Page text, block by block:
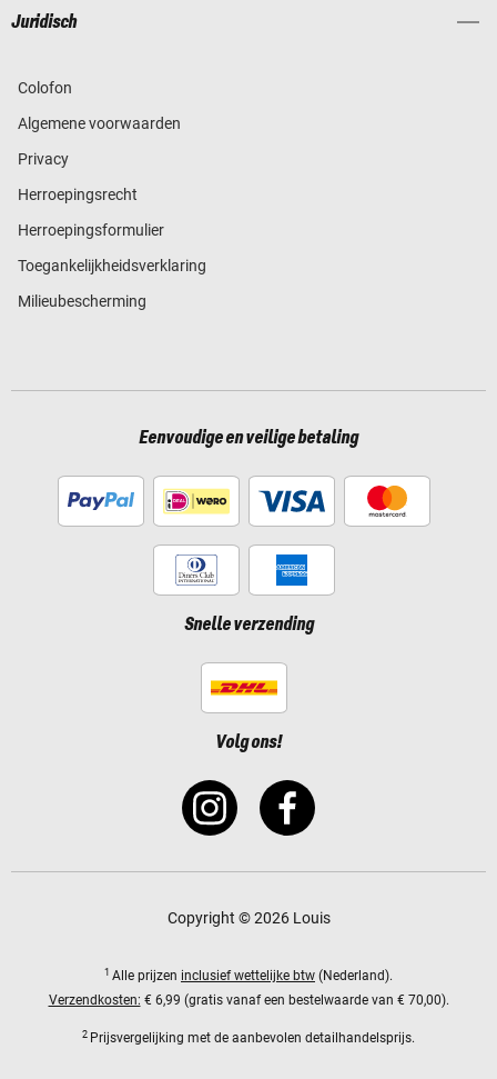
Juridisch
Colofon
Algemene voorwaarden
Privacy
Herroepingsrecht
Herroepingsformulier
Toegankelijkheidsverklaring
Milieubescherming
Eenvoudige en veilige betaling
Snelle verzending
Volg ons!
Copyright © 2026 Louis
1 Alle prijzen inclusief wettelijke btw (Nederland).
Verzendkosten: € 6,99 (gratis vanaf een bestelwaarde van € 70,00).
2 Prijsvergelijking met de aanbevolen detailhandelsprijs.